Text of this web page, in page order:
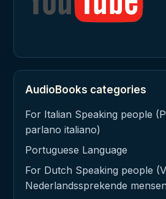
AudioBooks categories
For Italian Speaking people
parlano italiano)
Portuguese Language
For Dutch Speaking people
Nederlandssprekende